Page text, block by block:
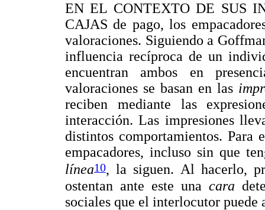
EN EL CONTEXTO DE SUS
CAJAS de pago, los
valoraciones. Siguiendo a
influencia recíproca de un
encuentran ambos en
valoraciones se basan en las
reciben mediante las
interacción. Las impresiones
distintos comportamientos. Para
empacadores, incluso sin que
línea10, la siguen. Al hacerlo,
ostentan ante este una cara
sociales que el interlocutor puede